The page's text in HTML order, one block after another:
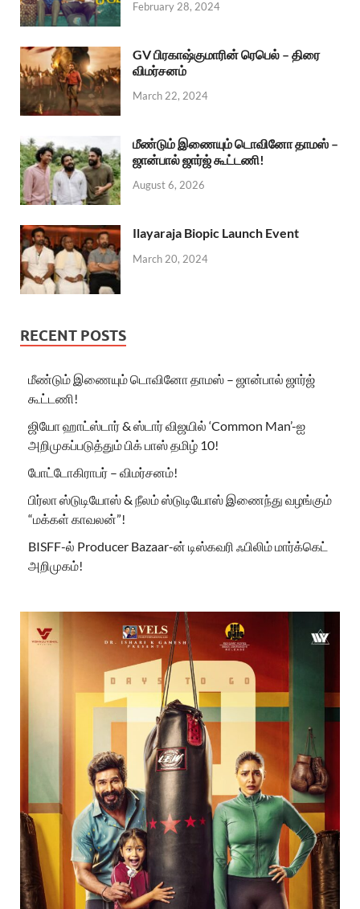
February 28, 2024
GV பிரகாஷ்குமாரின் ரெபெல் – திரை
விமர்சனம்
March 22, 2024
மீண்டும் இணையும் டொவினோ தாமஸ் –
ஜான்பால் ஜார்ஜ் கூட்டணி!
August 6, 2026
Ilayaraja Biopic Launch Event
March 20, 2024
RECENT POSTS
மீண்டும் இணையும் டொவினோ தாமஸ் – ஜான்பால் ஜார்ஜ்
கூட்டணி!
ஜியோ ஹாட்ஸ்டார் & ஸ்டார் விஜயில் ‘Common Man’-ஐ
அறிமுகப்படுத்தும் பிக் பாஸ் தமிழ் 10!
போட்டோகிராபர் – விமர்சனம்!
பிர்லா ஸ்டுடியோஸ் & நீலம் ஸ்டுடியோஸ் இணைந்து வழங்கும்
“மக்கள் காவலன்”!
BISFF-ல் Producer Bazaar-ன் டிஸ்கவரி ஃபிலிம் மார்க்கெட்
அறிமுகம்!